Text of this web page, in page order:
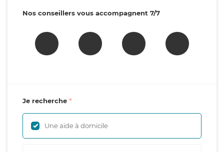
Nos conseillers vous accompagnent 7/7
Je recherche
Une aide à domicile